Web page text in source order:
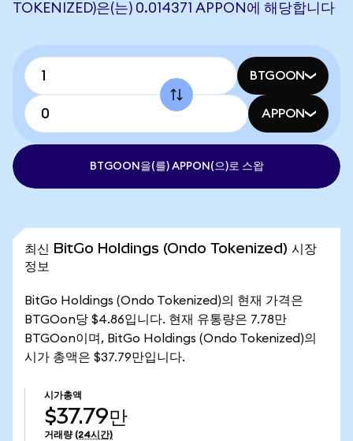
TOKENIZED)은(는) 0.014371 APPON에 해당합니다
BTGOON
APPON
BTGOON을(를) APPON(으)로 스왑
최신 BitGo Holdings (Ondo Tokenized) 시장
정보
BitGo Holdings (Ondo Tokenized)의 현재 가격은
BTGOon당 $4.86입니다. 현재 유통량은 7.78만
BTGOon이며, BitGo Holdings (Ondo Tokenized)의
시가 총액은 $37.79만입니다.
시가총액
$37.79만
거래량 (24시간)